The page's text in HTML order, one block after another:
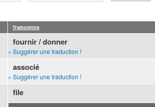
Traductions
fournir / donner
» Suggérer une traduction !
associé
» Suggérer une traduction !
file